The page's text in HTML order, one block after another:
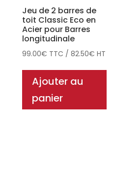
Jeu de 2 barres de
toit Classic Eco en
Acier pour Barres
longitudinale
99.00€ TTC / 82.50€ HT
Ajouter au
panier